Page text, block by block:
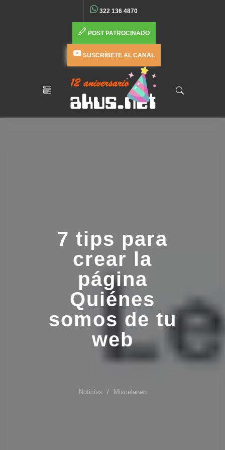
322 136 4870
POST PATROCINADO
SUSCRÍBETE AL CANAL
7 tips para
crear la
página
Quiénes
somos de tu
web
Noticias Miscelaneo